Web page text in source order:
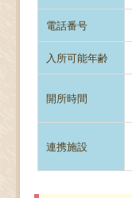
電話番号
入所可能年齢
開所時間
連携施設